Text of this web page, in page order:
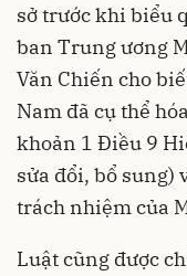
sở trước khi biểu
ban Trung ương
Văn Chiến cho
Nam đã cụ thể
khoản 1 Điều 9
sửa đổi, bổ sung)
trách nhiệm của
Luật cũng được